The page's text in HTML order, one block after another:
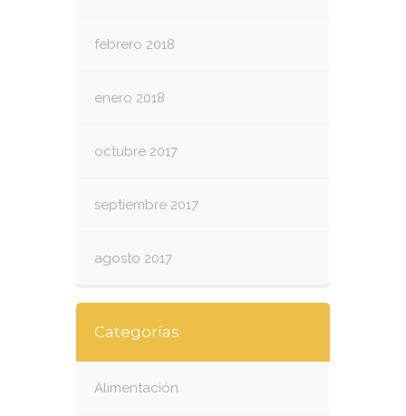
febrero 2018
enero 2018
octubre 2017
septiembre 2017
agosto 2017
Categorías
Alimentación